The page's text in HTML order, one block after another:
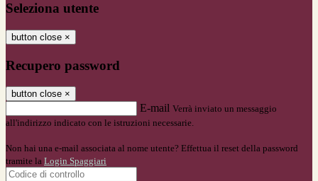
Seleziona utente
button close ×
Recupero password
button close ×
E-mail Verrà inviato un messaggio
all'indirizzo indicato con le istruzioni necessarie.
Non hai una e-mail associata al nome utente? Effettua il reset della password
tramite la Login Spaggiari